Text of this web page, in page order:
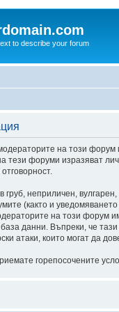
to describe your forum
на този
тези форуми изразяват
неприличен,
(както и
на този форум
данни. Въпреки, че
атаки, които могат да
горепосочените